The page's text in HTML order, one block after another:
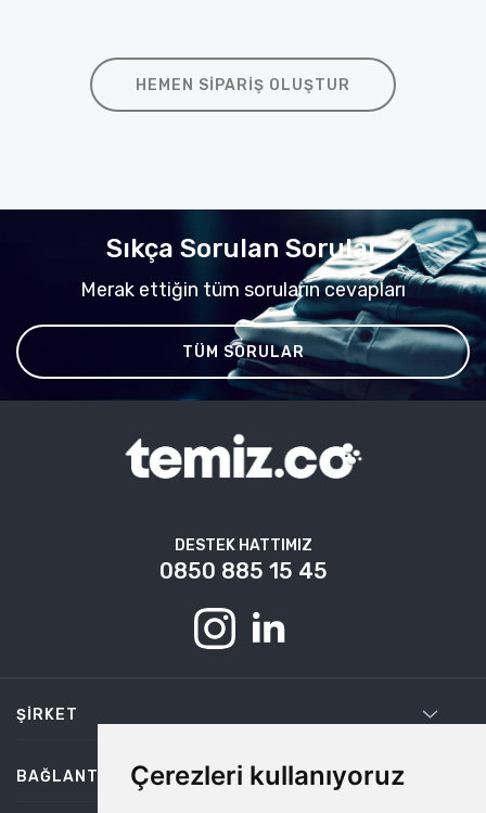
Çerezleri kullanıyoruz
HEMEN SIPARIŞ OLUŞTUR
Sıkça Sorulan Sorular
Merak ettiğin tüm soruların cevapları
TÜM SORULAR
DESTEK HATTIMIZ
0850 885 15 45
ŞIRKET
BAĞLANTILAR